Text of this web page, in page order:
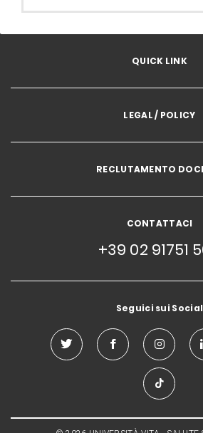
QUICK LINK
LEGAL / POLICY
RECLUTAMENTO
CONTATTACI
+39 02 91751
Seguici sui Social